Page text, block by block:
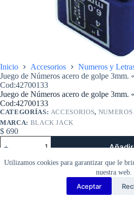
Utilizamos cookies para garantizar que le
nuestra web.
Aceptar
Inicio Accesorios
Numeros y
Juego de Números acero de golpe
Cod:42700133
Juego de Números acero de golpe
Cod:42700133
CATEGORÍAS: ACCESORIOS,
MARCA: BLACK JACK
$ 690
Juego
de
acero
Copyright Barbosa Tools©